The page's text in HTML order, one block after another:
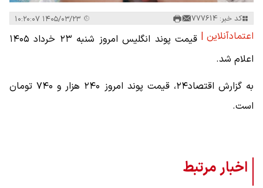
کد خبر: 777614
اعتمادآنلاین |
قیمت پوند انگلیس امروز شنبه ۲۳ خرداد ۱۴۰۵
اعلام شد.
به گزارش اقتصاد۲۴، قیمت پوند امروز ۲۴۰ هزار و ۷۴۰ تومان
است.
اخبار مرتبط